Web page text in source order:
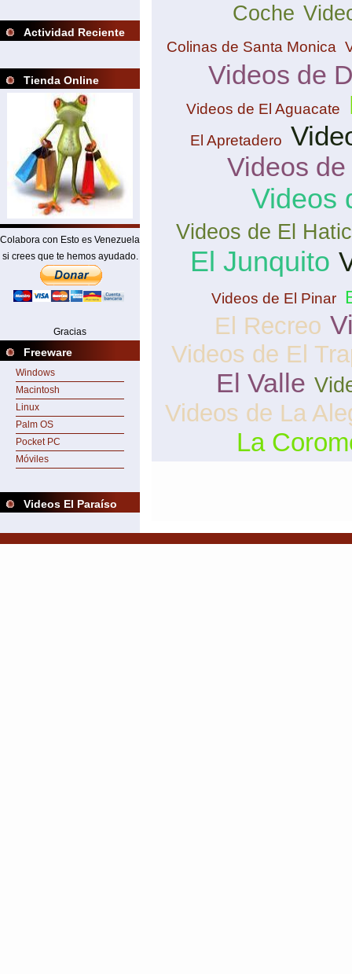
Actividad Reciente
Tienda Online
Colabora con Esto es Venezuela
si crees que te hemos ayudado.
Gracias
Freeware
Windows
Macintosh
Linux
Palm OS
Pocket PC
Móviles
Videos El Paraíso
Coche
Colinas de Santa Monica
Videos de
Videos de El Aguacate
El Apretadero
Videos
Videos
Videos de El
El Junquito
Videos de El Pinar
El Recreo
Videos de El
El Valle
Videos de La
La